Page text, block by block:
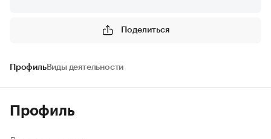
Поделиться
ПрофильВиды деятельности
Профиль